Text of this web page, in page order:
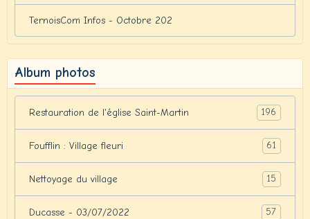
TernoisCom Infos - Octobre 202
Album photos
Restauration de l'église Saint-Martin 196
Foufflin : Village fleuri 61
Nettoyage du village 15
Ducasse - 03/07/2022 57